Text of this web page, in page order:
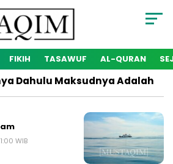
FIKIH TASAWUF AL-QURAN
Dahulu Maksudnya Adalah
WIB